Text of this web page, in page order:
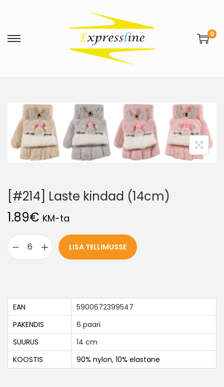
0
[#214] Laste kindad (14cm)
1.89€ KM-ta
LISA TELLIMUSSE
EAN
5900672399547
PAKENDIS
6 paari
SUURUS
14 cm
KOOSTIS
90% nylon, 10% elastane